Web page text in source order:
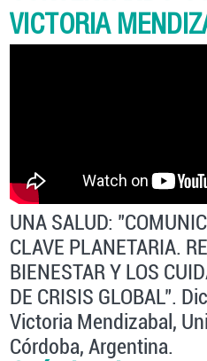
VICTORIA
UNA SALUD:
CLAVE PLANETARIA.
BIENESTAR Y LOS
DE CRISIS GLOBAL".
Victoria Mendizabal,
Córdoba, Argentina.